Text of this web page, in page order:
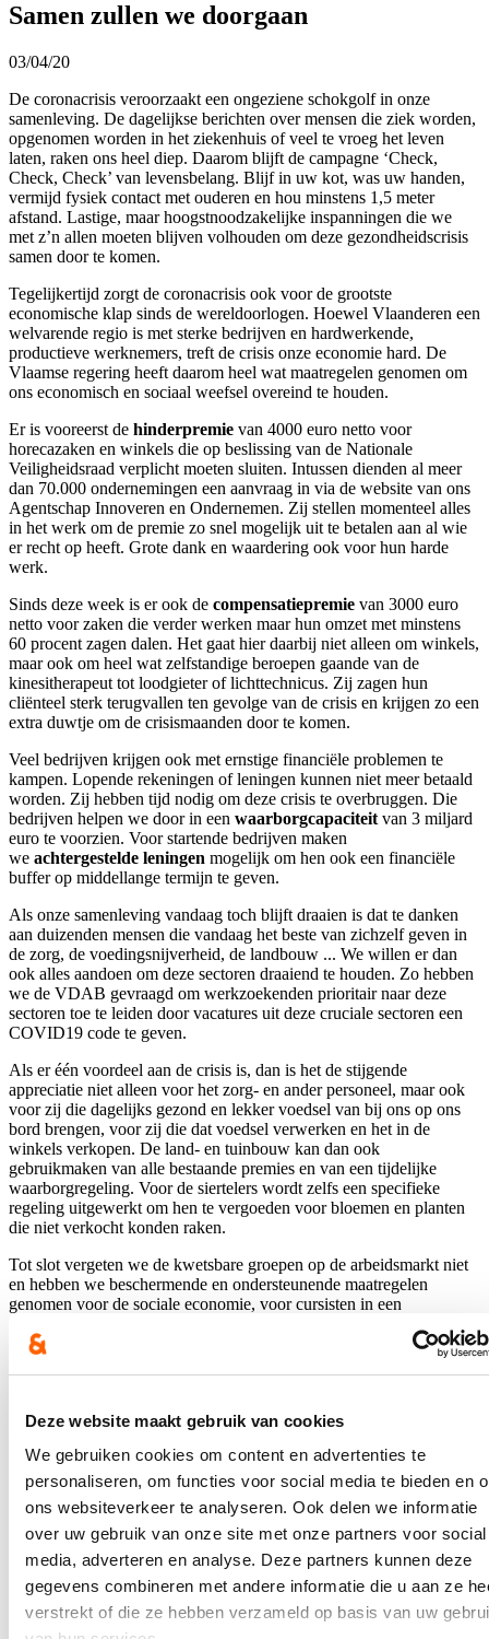
Deze website maakt gebruik van cookies
We gebruiken cookies om content en advertenties te
personaliseren, om functies voor social media te bieden en
ons websiteverkeer te analyseren. Ook delen we informatie
over uw gebruik van onze site met onze partners voor social
media, adverteren en analyse. Deze partners kunnen deze
gegevens combineren met andere informatie die u aan ze
verstrekt of die ze hebben verzameld op basis van uw
Samen zullen we doorgaan
03/04/20
De coronacrisis veroorzaakt een ongeziene schokgolf in onze
samenleving. De dagelijkse berichten over mensen die ziek worden,
opgenomen worden in het ziekenhuis of veel te vroeg het leven
laten, raken ons heel diep. Daarom blijft de campagne ‘Check,
Check, Check’ van levensbelang. Blijf in uw kot, was uw handen,
vermijd fysiek contact met ouderen en hou minstens 1,5 meter
afstand. Lastige, maar hoogstnoodzakelijke inspanningen die we
met z’n allen moeten blijven volhouden om deze gezondheidscrisis
samen door te komen.
Tegelijkertijd zorgt de coronacrisis ook voor de grootste
economische klap sinds de wereldoorlogen. Hoewel Vlaanderen een
welvarende regio is met sterke bedrijven en hardwerkende,
productieve werknemers, treft de crisis onze economie hard. De
Vlaamse regering heeft daarom heel wat maatregelen genomen om
ons economisch en sociaal weefsel overeind te houden.
Er is vooreerst de hinderpremie van 4000 euro netto voor
horecazaken en winkels die op beslissing van de Nationale
Veiligheidsraad verplicht moeten sluiten. Intussen dienden al meer
dan 70.000 ondernemingen een aanvraag in via de website van ons
Agentschap Innoveren en Ondernemen. Zij stellen momenteel alles
in het werk om de premie zo snel mogelijk uit te betalen aan al wie
er recht op heeft. Grote dank en waardering ook voor hun harde
werk.
Sinds deze week is er ook de compensatiepremie van 3000 euro
netto voor zaken die verder werken maar hun omzet met minstens
60 procent zagen dalen. Het gaat hier daarbij niet alleen om winkels,
maar ook om heel wat zelfstandige beroepen gaande van de
kinesitherapeut tot loodgieter of lichttechnicus. Zij zagen hun
cliënteel sterk terugvallen ten gevolge van de crisis en krijgen zo een
extra duwtje om de crisismaanden door te komen.
Veel bedrijven krijgen ook met ernstige financiële problemen te
kampen. Lopende rekeningen of leningen kunnen niet meer betaald
worden. Zij hebben tijd nodig om deze crisis te overbruggen. Die
bedrijven helpen we door in een waarborgcapaciteit van 3 miljard
euro te voorzien. Voor startende bedrijven maken
we achtergestelde leningen mogelijk om hen ook een financiële
buffer op middellange termijn te geven.
Als onze samenleving vandaag toch blijft draaien is dat te danken
aan duizenden mensen die vandaag het beste van zichzelf geven in
de zorg, de voedingsnijverheid, de landbouw ... We willen er dan
ook alles aandoen om deze sectoren draaiend te houden. Zo hebben
we de VDAB gevraagd om werkzoekenden prioritair naar deze
sectoren toe te leiden door vacatures uit deze cruciale sectoren een
COVID19 code te geven.
Als er één voordeel aan de crisis is, dan is het de stijgende
appreciatie niet alleen voor het zorg- en ander personeel, maar ook
voor zij die dagelijks gezond en lekker voedsel van bij ons op ons
bord brengen, voor zij die dat voedsel verwerken en het in de
winkels verkopen. De land- en tuinbouw kan dan ook
gebruikmaken van alle bestaande premies en van een tijdelijke
waarborgregeling. Voor de siertelers wordt zelfs een specifieke
regeling uitgewerkt om hen te vergoeden voor bloemen en planten
die niet verkocht konden raken.
Tot slot vergeten we de kwetsbare groepen op de arbeidsmarkt niet
en hebben we beschermende en ondersteunende maatregelen
genomen voor de sociale economie, voor cursisten in een
de dienstensector.
Elk van die maatregelen blijven we monitoren en zullen we bijsturen
hard. Maar met de inspanningen van elk van u, met de inzet van
Vlaamse Regering zullen we deze crisis samen het hoofd bieden!
Hilde Crevits
Lees meer
Het aantal werkzoekenden stijgt voor het